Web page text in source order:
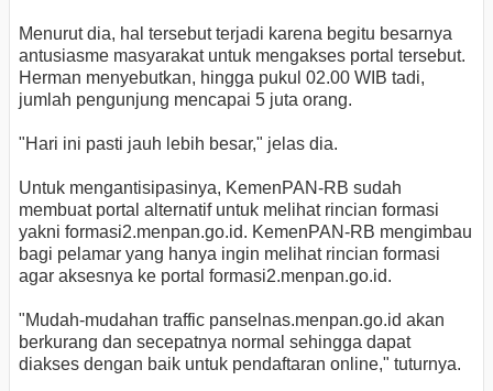
Menurut dia, hal tersebut terjadi karena begitu besarnya
antusiasme masyarakat untuk mengakses portal tersebut.
Herman menyebutkan, hingga pukul 02.00 WIB tadi,
jumlah pengunjung mencapai 5 juta orang.
"Hari ini pasti jauh lebih besar," jelas dia.
Untuk mengantisipasinya, KemenPAN-RB sudah
membuat portal alternatif untuk melihat rincian formasi
yakni formasi2.menpan.go.id. KemenPAN-RB mengimbau
bagi pelamar yang hanya ingin melihat rincian formasi
agar aksesnya ke portal formasi2.menpan.go.id.
"Mudah-mudahan traffic panselnas.menpan.go.id akan
berkurang dan secepatnya normal sehingga dapat
diakses dengan baik untuk pendaftaran online," tuturnya.